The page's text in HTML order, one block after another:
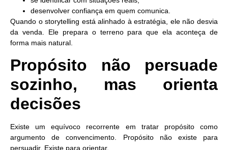
desenvolver confiança em quem comunica.
Quando o storytelling está alinhado à estratégia, ele não desvia
da venda. Ele prepara o terreno para que ela aconteça de
forma mais natural.
Propósito não persuade
sozinho, mas orienta
decisões
Existe um equívoco recorrente em tratar propósito como
argumento de convencimento. Propósito não existe para
persuadir. Existe para orientar.